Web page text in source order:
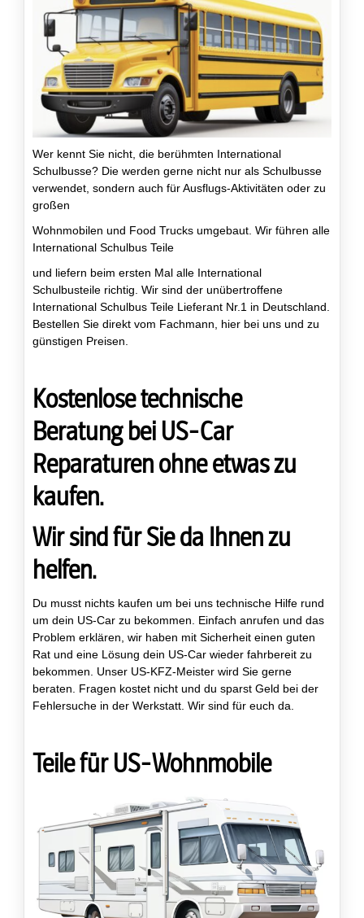
Wer kennt Sie nicht, die berühmten International
Schulbusse? Die werden gerne nicht nur als Schulbusse
verwendet, sondern auch für Ausflugs-Aktivitäten oder zu
großen
Wohnmobilen und Food Trucks umgebaut. Wir führen alle
International Schulbus Teile
und liefern beim ersten Mal alle International
Schulbusteile richtig. Wir sind der unübertroffene
International Schulbus Teile Lieferant Nr.1 in Deutschland.
Bestellen Sie direkt vom Fachmann, hier bei uns und zu
günstigen Preisen.
Kostenlose technische
Beratung bei US-Car
Reparaturen ohne etwas zu
kaufen.
Wir sind für Sie da Ihnen zu
helfen.
Du musst nichts kaufen um bei uns technische Hilfe rund
um dein US-Car zu bekommen. Einfach anrufen und das
Problem erklären, wir haben mit Sicherheit einen guten
Rat und eine Lösung dein US-Car wieder fahrbereit zu
bekommen. Unser US-KFZ-Meister wird Sie gerne
beraten. Fragen kostet nicht und du sparst Geld bei der
Fehlersuche in der Werkstatt. Wir sind für euch da.
Teile für US-Wohnmobile